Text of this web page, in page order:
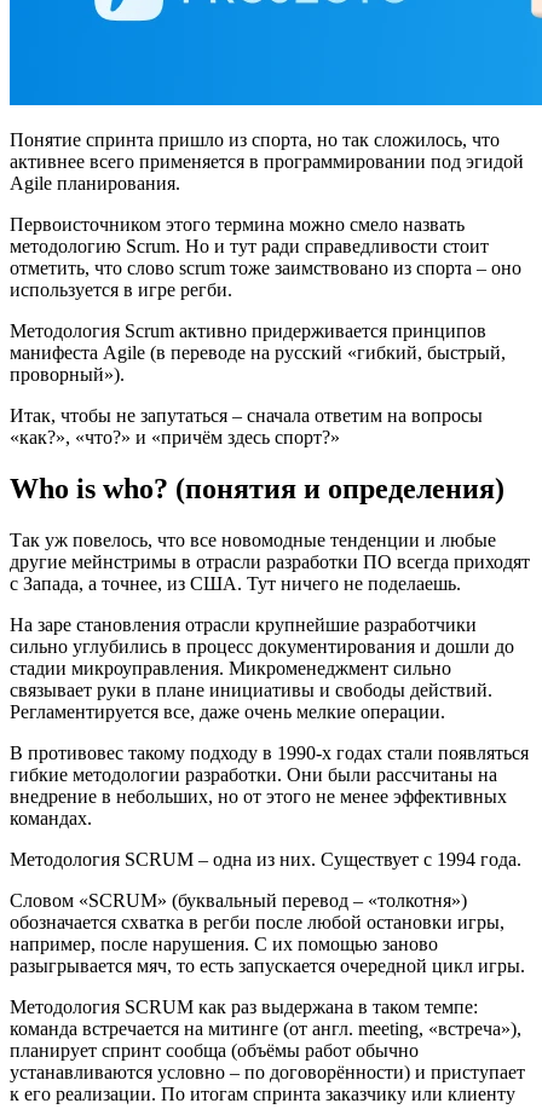
Понятие спринта пришло из спорта, но так сложилось, что
активнее всего применяется в программировании под эгидой
Agile планирования.
Первоисточником этого термина можно смело назвать
методологию Scrum. Но и тут ради справедливости стоит
отметить, что слово scrum тоже заимствовано из спорта – оно
используется в игре регби.
Методология Scrum активно придерживается принципов
манифеста Agile (в переводе на русский «гибкий, быстрый,
проворный»).
Итак, чтобы не запутаться – сначала ответим на вопросы
«как?», «что?» и «причём здесь спорт?»
Who is who? (понятия и определения)
Так уж повелось, что все новомодные тенденции и любые
другие мейнстримы в отрасли разработки ПО всегда приходят
с Запада, а точнее, из США. Тут ничего не поделаешь.
На заре становления отрасли крупнейшие разработчики
сильно углубились в процесс документирования и дошли до
стадии микроуправления. Микроменеджмент сильно
связывает руки в плане инициативы и свободы действий.
Регламентируется все, даже очень мелкие операции.
В противовес такому подходу в 1990-х годах стали появляться
гибкие методологии разработки. Они были рассчитаны на
внедрение в небольших, но от этого не менее эффективных
командах.
Методология SCRUM – одна из них. Существует с 1994 года.
Словом «SCRUM» (буквальный перевод – «толкотня»)
обозначается схватка в регби после любой остановки игры,
например, после нарушения. С их помощью заново
разыгрывается мяч, то есть запускается очередной цикл игры.
Методология SCRUM как раз выдержана в таком темпе:
команда встречается на митинге (от англ. meeting, «встреча»),
планирует спринт сообща (объёмы работ обычно
устанавливаются условно – по договорённости) и приступает
к его реализации. По итогам спринта заказчику или клиенту